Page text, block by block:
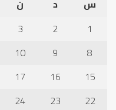
س د ن
1
2
3
8
9
10
15
16
17
22
23
24